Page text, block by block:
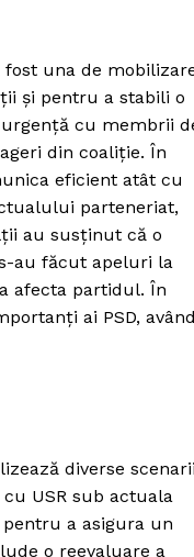
una de
și pentru a stabili o
cu membrii
din coaliție. În
eficient atât cu
parteneriat,
au susținut că o
au făcut apeluri la
afecta partidul. În
ai PSD, având
diverse scenarii
USR sub actuala
a asigura un
o reevaluare a